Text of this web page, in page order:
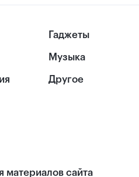
Гаджеты
Музыка
Другое
материалов сайта